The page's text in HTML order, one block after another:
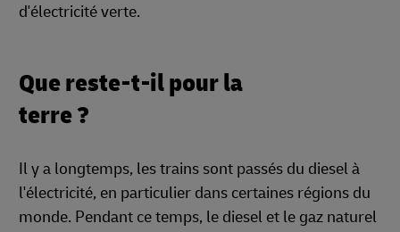
d'électricité verte.
Que reste-t-il pour la
terre ?
Il y a longtemps, les trains sont passés du diesel à
l'électricité, en particulier dans certaines régions du
monde. Pendant ce temps, le diesel et le gaz naturel